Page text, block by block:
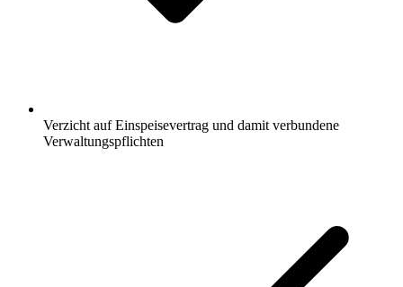
Verzicht auf Einspeisevertrag und damit verbundene
Verwaltungspflichten